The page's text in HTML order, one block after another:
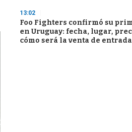
13:02
Foo Fighters confirmó su
en Uruguay: fecha, lugar,
cómo será la venta de